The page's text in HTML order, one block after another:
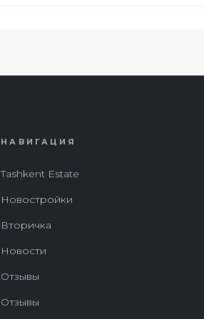
НАВИГАЦИЯ
Tashkent Estate
Новостройки
Вторичка
Новости
Отзывы
Отзывы